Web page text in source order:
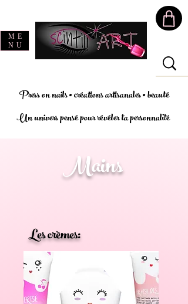
ME
NU
Press on nails • créations artisanales • beauté
Un univers pensé pour révéler ta personnalité
Mains
Les crèmes: